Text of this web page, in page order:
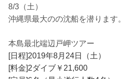
8/3（土）
沖縄県最大のの沈船を潜ります。
本島最北端辺戸岬ツアー
[日程]2019年8月24日（土）
[料金]2ダイブ￥21,600